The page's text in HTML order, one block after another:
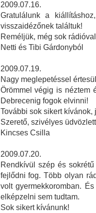
2009.07.16.
Gratulálunk a
visszaidézőnek találtuk!
Reméljük, még sok
Netti és Tibi Gárdonyból
2009.07.19.
Nagy meglepetéssel
Örömmel végig is néztem
Debrecenig fogok elvinni!
További sok sikert kívánok,
Szerető, szivélyes
Kincses Csilla
2009.07.20.
Rendkívül szép és
fejlődni fog. Több olyan
volt gyermekkoromban.
elképzelni sem tudtam.
Sok sikert kívánunk!